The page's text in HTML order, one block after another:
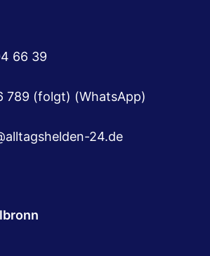
66 39
789 (folgt) (WhatsApp)
24.de